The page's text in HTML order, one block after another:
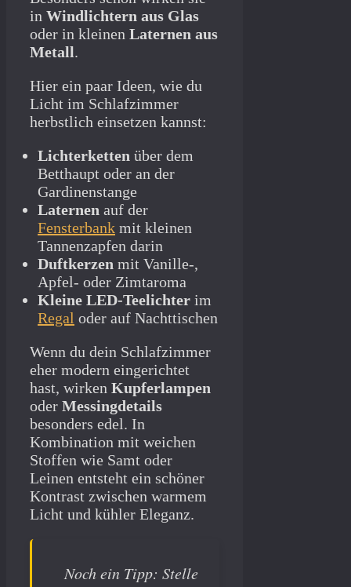
in Windlichtern aus Glas
oder in kleinen Laternen aus
Metall.
Hier ein paar Ideen, wie du
Licht im Schlafzimmer
herbstlich einsetzen kannst:
Lichterketten über dem
Betthaupt oder an der
Gardinenstange
Laternen auf der
Fensterbank mit kleinen
Tannenzapfen darin
Duftkerzen mit Vanille-,
Apfel- oder Zimtaroma
Kleine LED-Teelichter im
Regal oder auf Nachttischen
Wenn du dein Schlafzimmer
eher modern eingerichtet
hast, wirken Kupferlampen
oder Messingdetails
besonders edel. In
Kombination mit weichen
Stoffen wie Samt oder
Leinen entsteht ein schöner
Kontrast zwischen warmem
Licht und kühler Eleganz.
Noch ein Tipp: Stelle